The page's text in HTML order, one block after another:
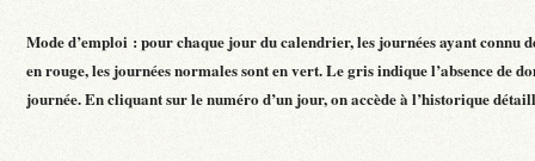
Mode d’emploi : pour chaque jour du calendrier, les journées ayant connu
en rouge, les journées normales sont en vert. Le gris indique l’absence de
journée. En cliquant sur le numéro d’un jour, on accède à l’historique